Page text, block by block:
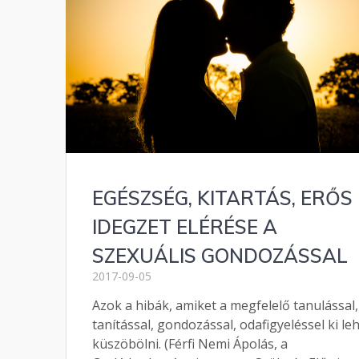
EGÉSZSÉG, KITARTÁS, ERŐS
IDEGZET ELÉRÉSE A
SZEXUÁLIS GONDOZÁSSAL
2017-09-05
Azok a hibák, amiket a megfelelő tanulással,
tanítással, gondozással, odafigyeléssel ki
küszöbölni. (Férfi Nemi Ápolás, a